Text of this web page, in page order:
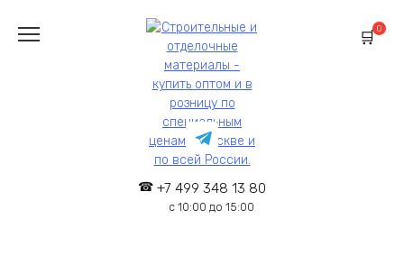
содержанию
+7 499 348 13 80
с 10:00 до 15:00
0